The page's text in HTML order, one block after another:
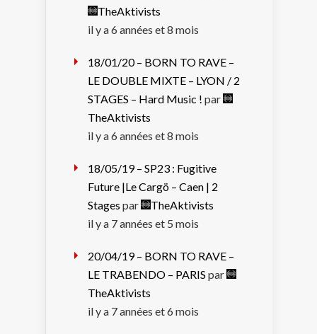
TheAktivists
il y a 6 années et 8 mois
18/01/20 – BORN TO RAVE –
LE DOUBLE MIXTE – LYON / 2
STAGES – Hard Music ! par
TheAktivists
il y a 6 années et 8 mois
18/05/19 – SP23 : Fugitive
Future |Le Cargö – Caen | 2
Stages par
TheAktivists
il y a 7 années et 5 mois
20/04/19 – BORN TO RAVE –
LE TRABENDO – PARIS par
TheAktivists
il y a 7 années et 6 mois